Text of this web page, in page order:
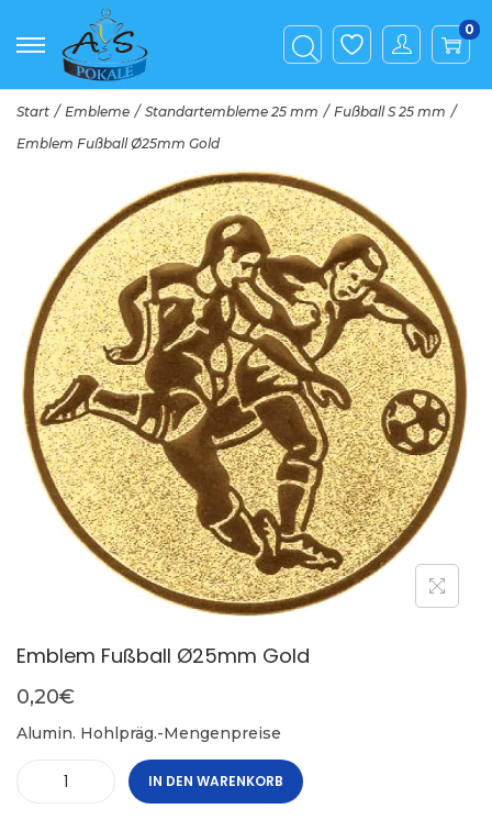
0
Start / Embleme / Standartembleme 25 mm / Fußball S 25 mm /
Emblem Fußball Ø25mm Gold
Emblem Fußball Ø25mm Gold
0,20€
Alumin. Hohlpräg.-Mengenpreise
IN DEN WARENKORB